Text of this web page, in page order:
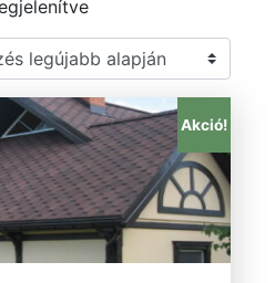
Sorted by latest
Akció!